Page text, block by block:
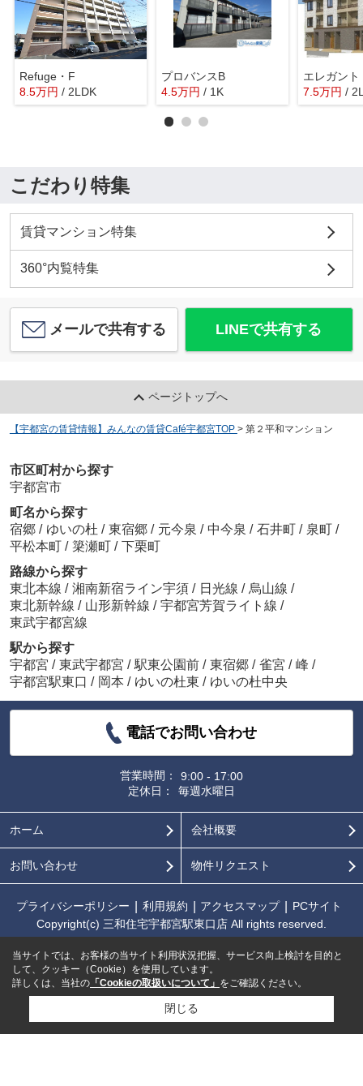
Refuge・F
8.5万円 / 2LDK
プロバンスB
4.5万円 / 1K
エレガント
7.5万円 /
こだわり特集
賃貸マンション特集
360°内覧特集
メールで共有する LINEで共有する
ページトップへ
【宇都宮の賃貸情報】みんなの賃貸Café宇都宮TOP > 第２平和マンション
市区町村から探す
宇都宮市
町名から探す
宿郷 / ゆいの杜 / 東宿郷 / 元今泉 / 中今泉 / 石井町 / 泉町 /
平松本町 / 簗瀬町 / 下栗町
路線から探す
東北本線 / 湘南新宿ライン宇須 / 日光線 / 烏山線 /
東北新幹線 / 山形新幹線 / 宇都宮芳賀ライト線 /
東武宇都宮線
駅から探す
宇都宮 / 東武宇都宮 / 駅東公園前 / 東宿郷 / 雀宮 / 峰 /
宇都宮駅東口 / 岡本 / ゆいの杜東 / ゆいの杜中央
電話でお問い合わせ
営業時間：
9:00 - 17:00
定休日：
毎週水曜日
ホーム 会社概要
お問い合わせ 物件リクエスト
プライバシーポリシー 利用規約 アクセスマップ
PCサイト
Copyright(c) 三和住宅宇都宮駅東口店 All rights reserved.
当サイトでは、お客様の当サイト利用状況把握、サービス向上検討を目的と
して、クッキー（Cookie）を使用しています。
詳しくは、当社の 「Cookieの取扱いについて」 をご確認ください。
閉じる